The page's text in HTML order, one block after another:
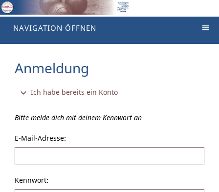
NAVIGATION ÖFFNEN
Anmeldung
Ich habe bereits ein Konto
Bitte melde dich mit deinem Kennwort an
E-Mail-Adresse:
Kennwort: